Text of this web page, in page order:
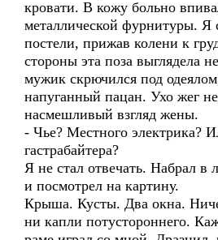
кровати. В кожу больно
металлической фурнитуры. Я
постели, прижав колени к
стороны эта поза выглядела
мужик скрючился под
напуганный пацан. Ухо жег
насмешливый взгляд жены.
- Чье? Местного электрика?
гастрабайтера?
Я не стал отвечать. Набрал в
и посмотрел на картину.
Крыша. Кусты. Два окна.
ни капли потустороннего.